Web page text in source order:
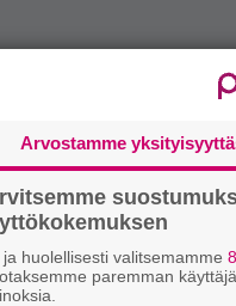
Arvostamme
ja huolellisesti valitsemamme
paremman